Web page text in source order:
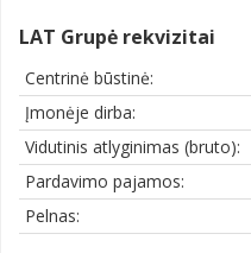
LAT Grupė rekvizitai
Centrinė būstinė:
Įmonėje dirba:
Vidutinis atlyginimas (bruto):
Pardavimo pajamos:
Pelnas: